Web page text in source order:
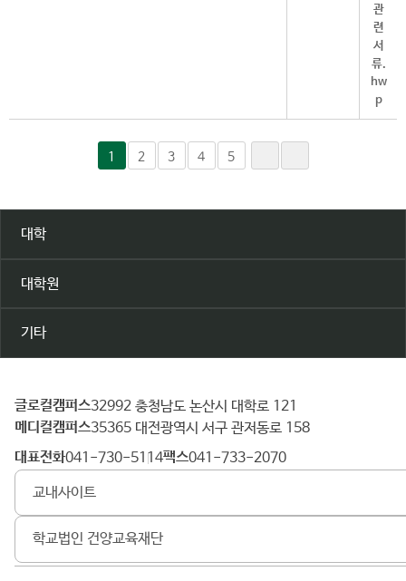
1 2 3 4 5
대학
대학원
기타
건
양
대
학
글로컬캠퍼스 32992 충청남도 논산시 대학로 121
메디컬캠퍼스 35365 대전광역시 서구 관저동로 158
대표전화 041-730-5114 팩스 041-733-2070
교내사이트
학교법인 건양교육재단